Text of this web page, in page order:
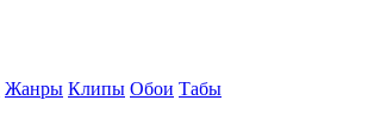
Жанры Клипы Обои Табы